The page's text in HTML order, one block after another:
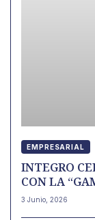
EMPRESARIAL
INTEGRO
CON LA
3 Junio, 2026